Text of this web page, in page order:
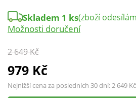
2 649 Kč
979 Kč
Nejnižší cena za posledních 30 dní:2 649 Kč
Skladem 1 ks(zboží
Možnosti doručení